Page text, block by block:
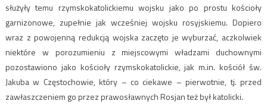
służyły temu rzymskokatolickiemu wojsku jako po prostu kościoły
garnizonowe, zupełnie jak wcześniej wojsku rosyjskiemu. Dopiero
wraz z powojenną redukcją wojska zaczęto je wyburzać, aczkolwiek
niektóre w porozumieniu z miejscowymi władzami duchownymi
pozostawiono jako kościoły rzymskokatolickie, jak m.in. kościół św.
Jakuba w Częstochowie, który – co ciekawe – pierwotnie, tj. przed
zawłaszczeniem go przez prawosławnych Rosjan też był katolicki.